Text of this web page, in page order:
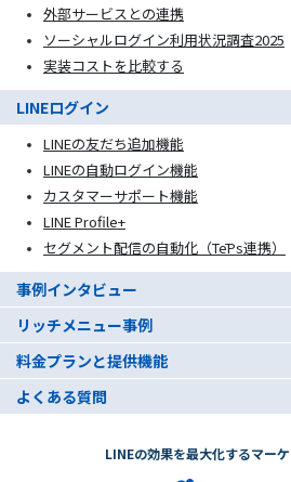
外部サービスとの連携
ソーシャルログイン利用状況調査2025
実装コストを比較する
LINEログイン
LINEの友だち追加機能
LINEの自動ログイン機能
カスタマーサポート機能
LINE Profile+
セグメント配信の自動化（TēPs連携）
事例インタビュー
リッチメニュー事例
料金プランと提供機能
よくある質問
LINEの効果を最大化するマー